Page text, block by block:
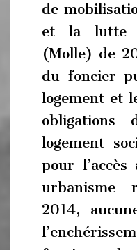
de
et la lutte
(Molle) de
du foncier
logement et
obligations
logement
pour
urbanisme
2014,